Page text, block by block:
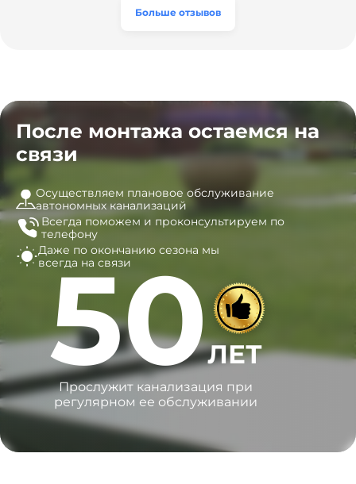
эту компанию всем, кто ищет надёжных
Больше отзывов
После монтажа остаемся на
связи
Осуществляем плановое обслуживание
автономных канализаций
Всегда поможем и проконсультируем по
телефону
Даже по окончанию сезона мы
всегда на связи
50ЛЕТ
Прослужит канализация при
регулярном ее обслуживании